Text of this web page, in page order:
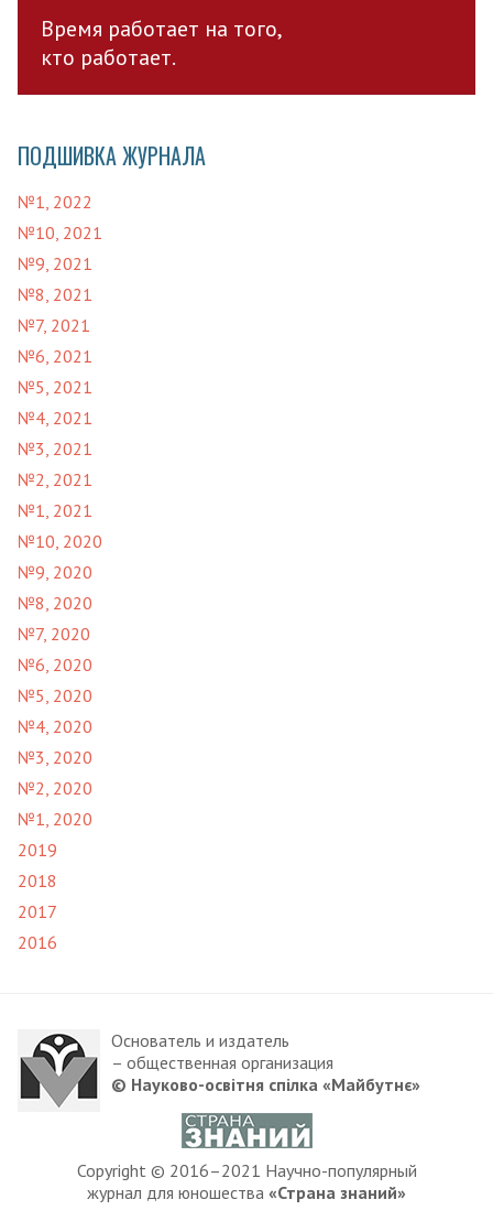
Время работает на того,
кто работает.
ПОДШИВКА ЖУРНАЛА
№1, 2022
№10, 2021
№9, 2021
№8, 2021
№7, 2021
№6, 2021
№5, 2021
№4, 2021
№3, 2021
№2, 2021
№1, 2021
№10, 2020
№9, 2020
№8, 2020
№7, 2020
№6, 2020
№5, 2020
№4, 2020
№3, 2020
№2, 2020
№1, 2020
2019
2018
2017
2016
Основатель и издатель
– общественная организация
© Науково-освітня спілка «Майбутнє»
Copyright © 2016–2021 Научно-популярный
журнал для юношества «Страна знаний»